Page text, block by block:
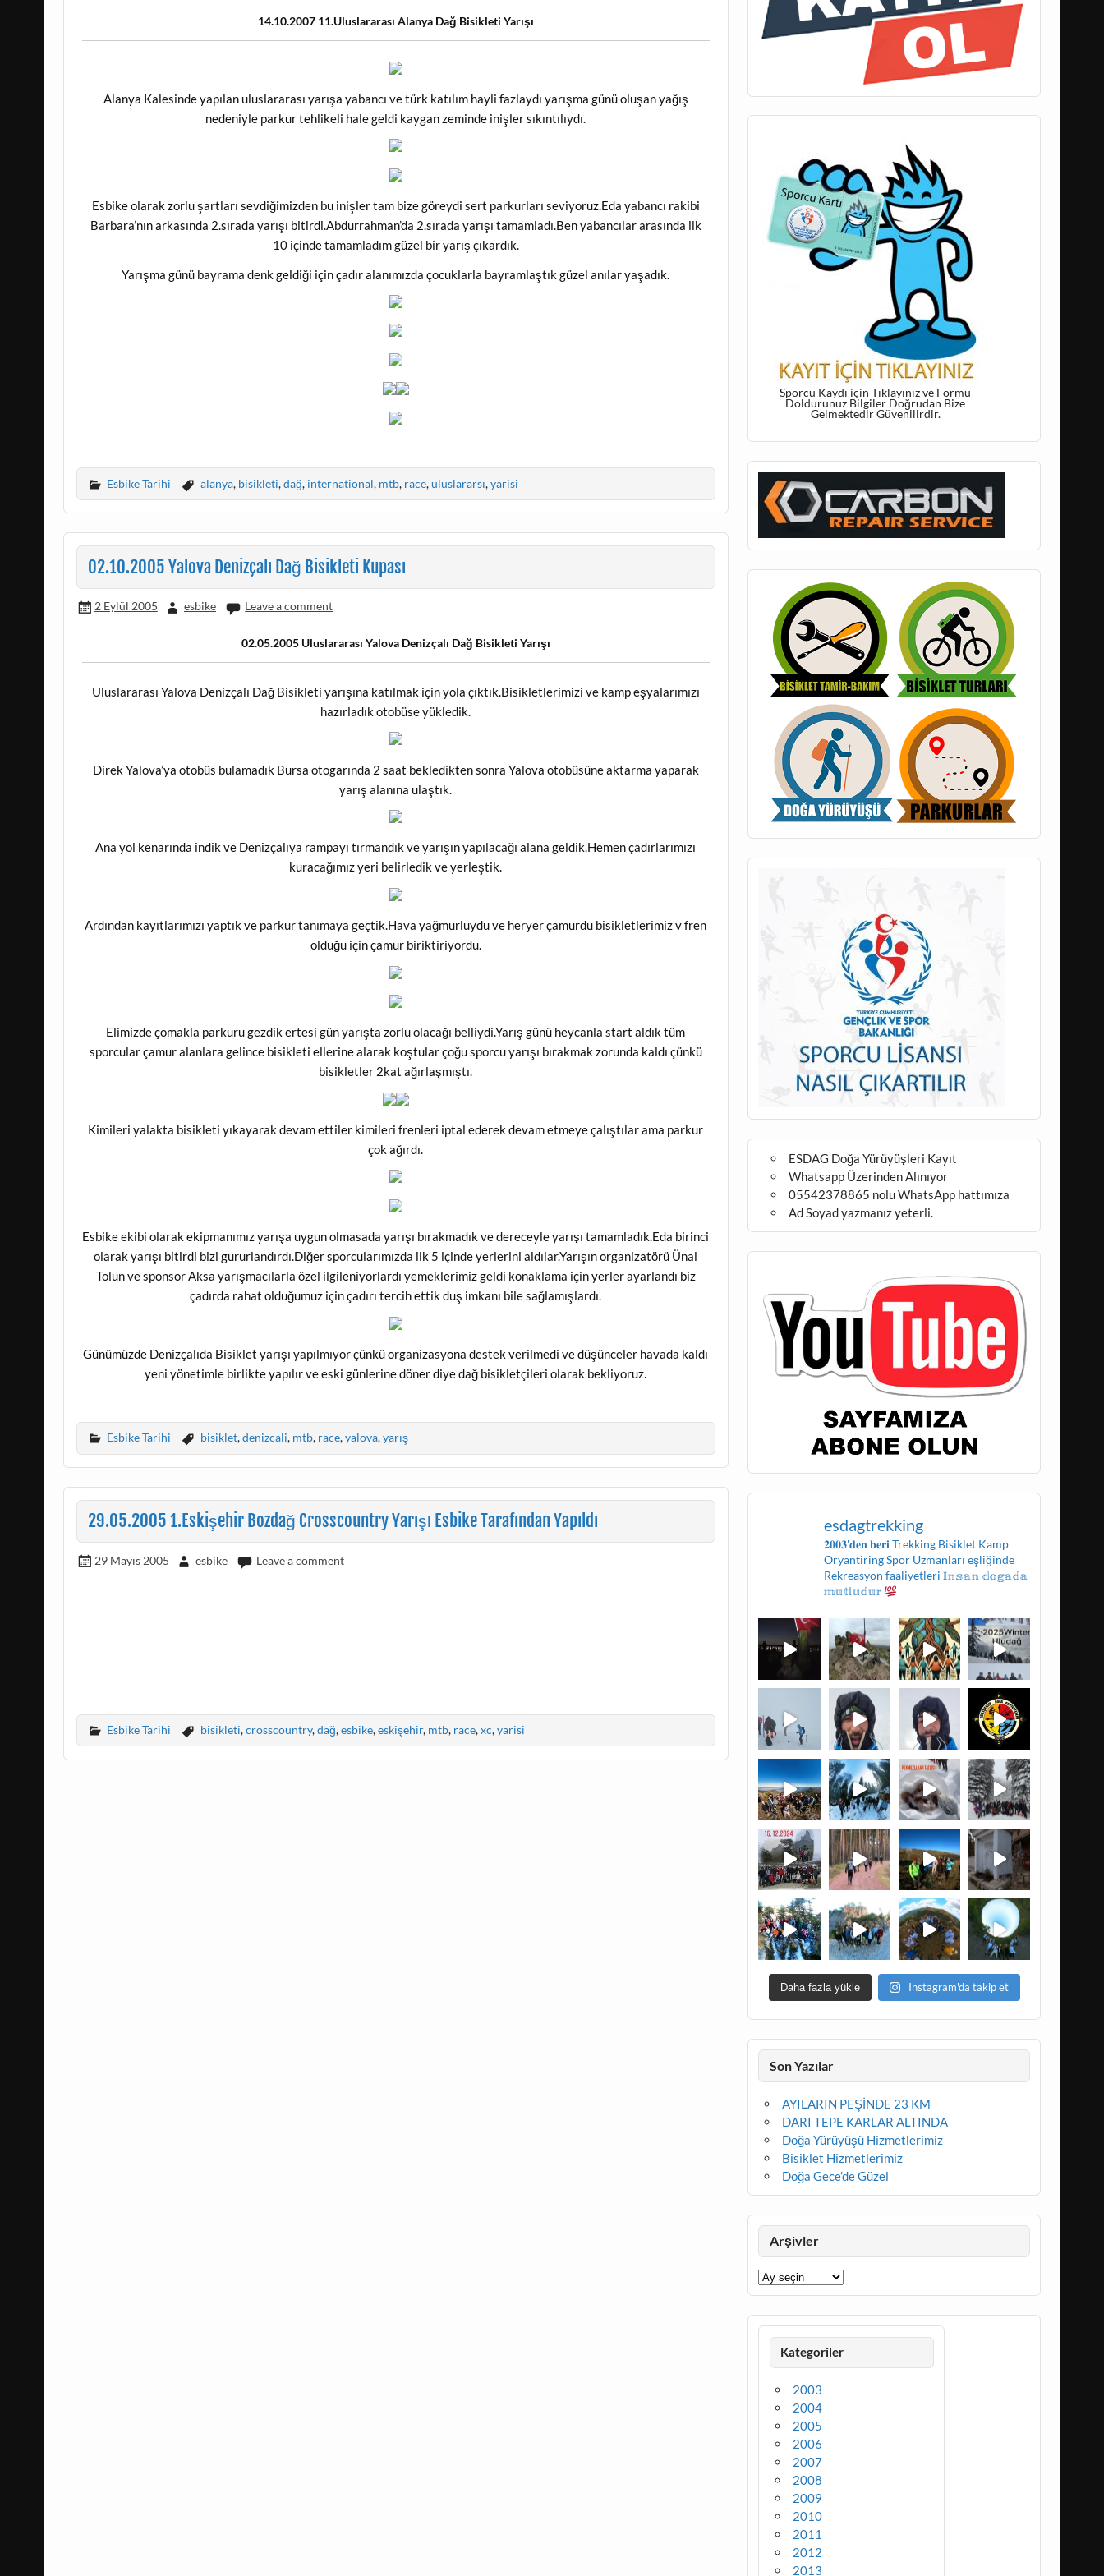
14.10.2007 11.Uluslararası Alanya Dağ Bisikleti Yarışı
Alanya Kalesinde yapılan uluslararası yarışa yabancı ve türk katılım hayli fazlaydı yarışma günü oluşan yağış
nedeniyle parkur tehlikeli hale geldi kaygan zeminde inişler sıkıntılıydı.
Esbike olarak zorlu şartları sevdiğimizden bu inişler tam bize göreydi sert parkurları seviyoruz.Eda yabancı rakibi
Barbara’nın arkasında 2.sırada yarışı bitirdi.Abdurrahman’da 2.sırada yarışı tamamladı.Ben yabancılar arasında ilk
10 içinde tamamladım güzel bir yarış çıkardık.
Yarışma günü bayrama denk geldiği için çadır alanımızda çocuklarla bayramlaştık güzel anılar yaşadık.
Esbike Tarihi alanya, bisikleti,dağ, international, mtb, race,uluslararsı,yarisi
02.10.2005 Yalova Denizçalı Dağ Bisikleti Kupası
2 Eylül 2005 esbike Leave a comment
02.05.2005 Uluslararası Yalova Denizçalı Dağ Bisikleti Yarışı
Uluslararası Yalova Denizçalı Dağ Bisikleti yarışına katılmak için yola çıktık.Bisikletlerimizi ve kamp eşyalarımızı
hazırladık otobüse yükledik.
Direk Yalova’ya otobüs bulamadık Bursa otogarında 2 saat bekledikten sonra Yalova otobüsüne aktarma yaparak
yarış alanına ulaştık.
Ana yol kenarında indik ve Denizçalıya rampayı tırmandık ve yarışın yapılacağı alana geldik.Hemen çadırlarımızı
kuracağımız yeri belirledik ve yerleştik.
Ardından kayıtlarımızı yaptık ve parkur tanımaya geçtik.Hava yağmurluydu ve heryer çamurdu bisikletlerimiz v fren
olduğu için çamur biriktiriyordu.
Elimizde çomakla parkuru gezdik ertesi gün yarışta zorlu olacağı belliydi.Yarış günü heycanla start aldık tüm
sporcular çamur alanlara gelince bisikleti ellerine alarak koştular çoğu sporcu yarışı bırakmak zorunda kaldı çünkü
bisikletler 2kat ağırlaşmıştı.
Kimileri yalakta bisikleti yıkayarak devam ettiler kimileri frenleri iptal ederek devam etmeye çalıştılar ama parkur
çok ağırdı.
Esbike ekibi olarak ekipmanımız yarışa uygun olmasada yarışı bırakmadık ve dereceyle yarışı tamamladık.Eda birinci
olarak yarışı bitirdi bizi gururlandırdı.Diğer sporcularımızda ilk 5 içinde yerlerini aldılar.Yarışın organizatörü Ünal
Tolun ve sponsor Aksa yarışmacılarla özel ilgileniyorlardı yemeklerimiz geldi konaklama için yerler ayarlandı biz
çadırda rahat olduğumuz için çadırı tercih ettik duş imkanı bile sağlamışlardı.
Günümüzde Denizçalıda Bisiklet yarışı yapılmıyor çünkü organizasyona destek verilmedi ve düşünceler havada kaldı
yeni yönetimle birlikte yapılır ve eski günlerine döner diye dağ bisikletçileri olarak bekliyoruz.
Esbike Tarihi bisiklet,denizcali, mtb, race,yalova,yarış
29.05.2005 1.Eskişehir Bozdağ Crosscountry Yarışı Esbike Tarafından Yapıldı
29 Mayıs 2005 esbike Leave a comment
Esbike Tarihi bisikleti,crosscountry,dağ,esbike,eskişehir, mtb, race,xc,yarisi
Sporcu Kaydı için Tıklayınız ve Formu
Doldurunuz Bilgiler Doğrudan Bize
Gelmektedir Güvenilirdir.
ESDAG Doğa Yürüyüşleri Kayıt
Whatsapp Üzerinden Alınıyor
05542378865 nolu WhatsApp hattımıza
Ad Soyad yazmanız yeterli.
esdagtrekking
𝟐𝟎𝟎𝟑'𝐝𝐞𝐧 𝐛𝐞𝐫𝐢Trekking Bisiklet Kamp
OryantiringSpor Uzmanları eşliğinde
Rekreasyon faaliyetleri 𝕀𝕟𝕤𝕒𝕟 𝕕𝕠𝕘𝕒𝕕𝕒
𝕞𝕦𝕥𝕝𝕦𝕕𝕦𝕣
Daha fazla yükle Instagram'da takip et
Son Yazılar
AYILARIN PEŞİNDE 23 KM
DARI TEPE KARLAR ALTINDA
Doğa Yürüyüşü Hizmetlerimiz
Bisiklet Hizmetlerimiz
Doğa Gece’de Güzel
Arşivler
Arşivler
Kategoriler
2003
2004
2005
2006
2007
2008
2009
2010
2011
2012
2013